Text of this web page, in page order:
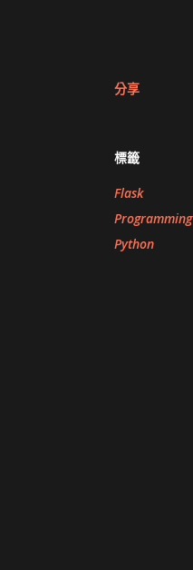
分享
標籤
Flask
Programming
Python